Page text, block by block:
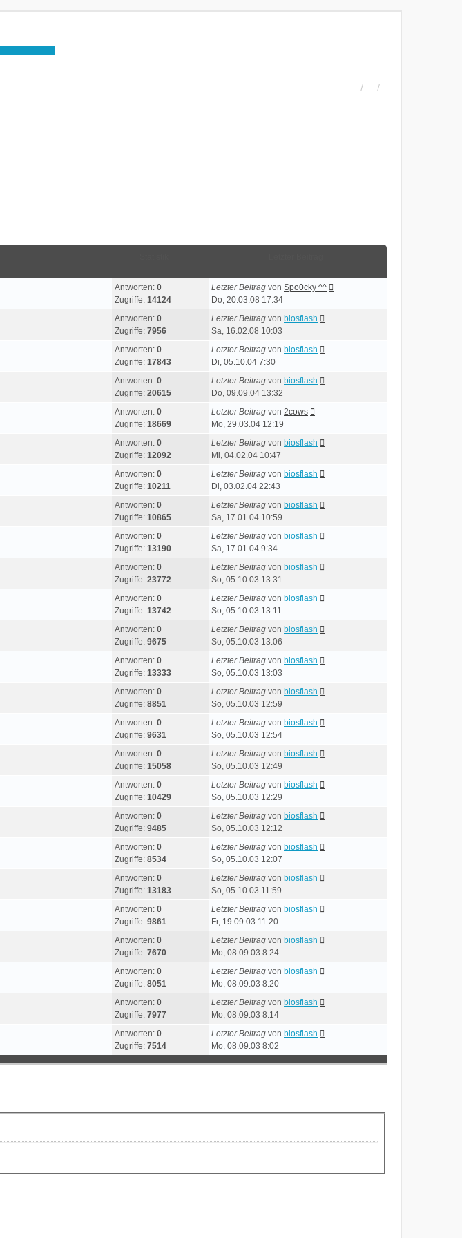
Antworten: 0
Zugriffe: 14124
Letzter Beitrag von Spo0cky ^^
Do, 20.03.08 17:34
Antworten: 0
Zugriffe: 7956
Letzter Beitrag von biosflash
Sa, 16.02.08 10:03
Antworten: 0
Zugriffe: 17843
Letzter Beitrag von biosflash
Di, 05.10.04 7:30
Antworten: 0
Zugriffe: 20615
Letzter Beitrag von biosflash
Do, 09.09.04 13:32
Antworten: 0
Zugriffe: 18669
Letzter Beitrag von 2cows
Mo, 29.03.04 12:19
Antworten: 0
Zugriffe: 12092
Letzter Beitrag von biosflash
Mi, 04.02.04 10:47
Antworten: 0
Zugriffe: 10211
Letzter Beitrag von biosflash
Di, 03.02.04 22:43
Antworten: 0
Zugriffe: 10865
Letzter Beitrag von biosflash
Sa, 17.01.04 10:59
Antworten: 0
Zugriffe: 13190
Letzter Beitrag von biosflash
Sa, 17.01.04 9:34
Antworten: 0
Zugriffe: 23772
Letzter Beitrag von biosflash
So, 05.10.03 13:31
Antworten: 0
Zugriffe: 13742
Letzter Beitrag von biosflash
So, 05.10.03 13:11
Antworten: 0
Zugriffe: 9675
Letzter Beitrag von biosflash
So, 05.10.03 13:06
Antworten: 0
Zugriffe: 13333
Letzter Beitrag von biosflash
So, 05.10.03 13:03
Antworten: 0
Zugriffe: 8851
Letzter Beitrag von biosflash
So, 05.10.03 12:59
Antworten: 0
Zugriffe: 9631
Letzter Beitrag von biosflash
So, 05.10.03 12:54
Antworten: 0
Zugriffe: 15058
Letzter Beitrag von biosflash
So, 05.10.03 12:49
Antworten: 0
Zugriffe: 10429
Letzter Beitrag von biosflash
So, 05.10.03 12:29
Antworten: 0
Zugriffe: 9485
Letzter Beitrag von biosflash
So, 05.10.03 12:12
Antworten: 0
Zugriffe: 8534
Letzter Beitrag von biosflash
So, 05.10.03 12:07
Antworten: 0
Zugriffe: 13183
Letzter Beitrag von biosflash
So, 05.10.03 11:59
Antworten: 0
Zugriffe: 9861
Letzter Beitrag von biosflash
Fr, 19.09.03 11:20
Antworten: 0
Zugriffe: 7670
Letzter Beitrag von biosflash
Mo, 08.09.03 8:24
Antworten: 0
Zugriffe: 8051
Letzter Beitrag von biosflash
Mo, 08.09.03 8:20
Antworten: 0
Zugriffe: 7977
Letzter Beitrag von biosflash
Mo, 08.09.03 8:14
Antworten: 0
Zugriffe: 7514
Letzter Beitrag von biosflash
Mo, 08.09.03 8:02